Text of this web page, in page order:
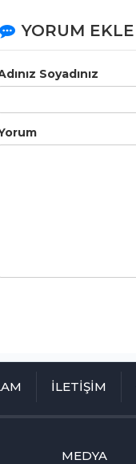
YORUM EKLE
Soyadınız
İLETİŞİM
MEDYA